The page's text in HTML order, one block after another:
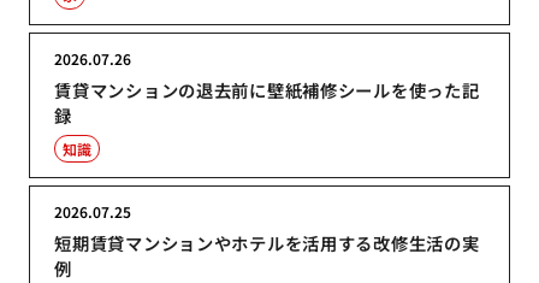
賃貸マンションの退去前に壁紙補修シールを使った記
録
2026.07.26
知識
短期賃貸マンションやホテルを活用する改修生活の実
例
2026.07.25